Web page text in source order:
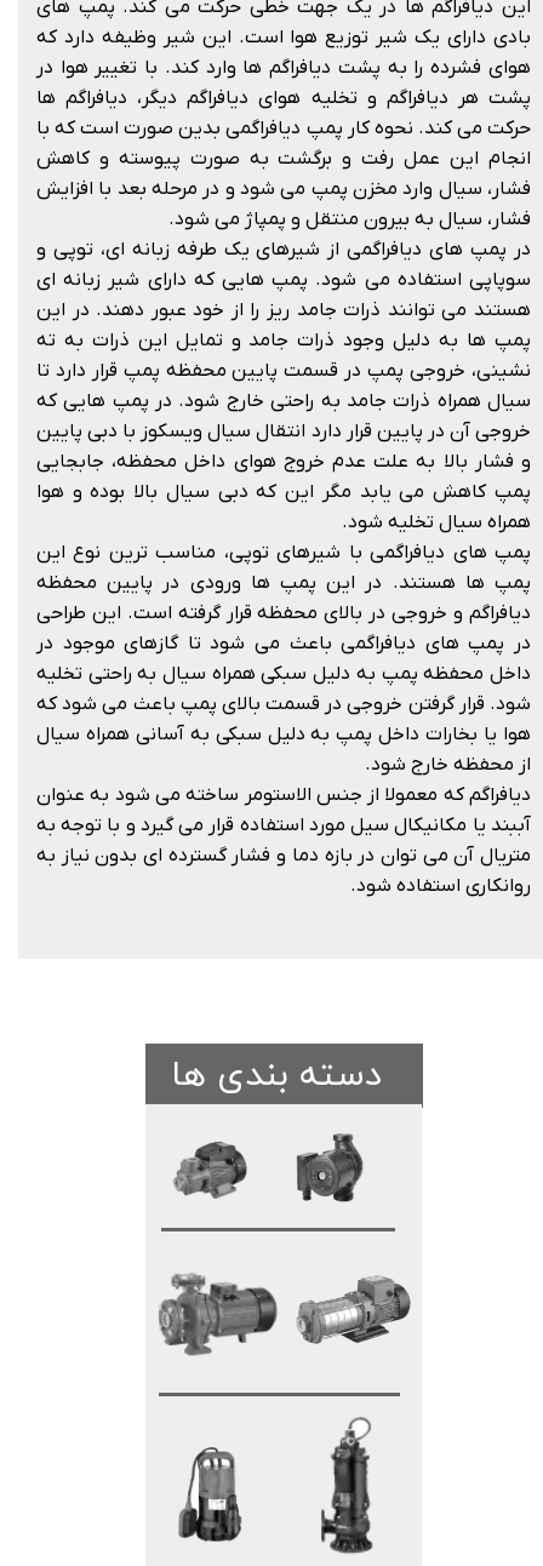
دسته بندی ها
این دیافراگم ها در یک جهت خطی حرکت می کند. پمپ های
بادی دارای یک شیر توزیع هوا است. این شیر وظیفه دارد که
هوای فشرده را به پشت دیافراگم ها وارد کند. با تغییر هوا در
پشت هر دیافراگم و تخلیه هوای دیافراگم دیگر، دیافراگم ها
حرکت می کند. نحوه کار پمپ دیافراگمی بدین صورت است که با
انجام این عمل رفت و برگشت به صورت پیوسته و کاهش
فشار، سیال وارد مخزن پمپ می شود و در مرحله بعد با افزایش
فشار، سیال به بیرون منتقل و پمپاژ می شود.
در پمپ های دیافراگمی از شیرهای یک طرفه زبانه ای، توپی و
سوپاپی استفاده می شود. پمپ هایی که دارای شیر زبانه ای
هستند می توانند ذرات جامد ریز را از خود عبور دهند. در این
پمپ ها به دلیل وجود ذرات جامد و تمایل این ذرات به ته
نشینی، خروجی پمپ در قسمت پایین محفظه پمپ قرار دارد تا
سیال همراه ذرات جامد به راحتی خارج شود. در پمپ هایی که
خروجی آن در پایین قرار دارد انتقال سیال ویسکوز با دبی پایین
و فشار بالا به علت عدم خروج هوای داخل محفظه، جابجایی
پمپ کاهش می یابد مگر این که دبی سیال بالا بوده و هوا
همراه سیال تخلیه شود.
پمپ های دیافراگمی با شیرهای توپی، مناسب ترین نوع این
پمپ ها هستند. در این پمپ ها ورودی در پایین محفظه
دیافراگم و خروجی در بالای محفظه قرار گرفته است. این طراحی
در پمپ های دیافراگمی باعث می شود تا گازهای موجود در
داخل محفظه پمپ به دلیل سبکی همراه سیال به راحتی تخلیه
شود. قرار گرفتن خروجی در قسمت بالای پمپ باعث می شود که
هوا یا بخارات داخل پمپ به دلیل سبکی به آسانی همراه سیال
از محفظه خارج شود.
دیافراگم که معمولا از جنس الاستومر ساخته می شود به عنوان
آببند یا مکانیکال سیل مورد استفاده قرار می گیرد و با توجه به
متریال آن می توان در بازه دما و فشار گسترده ای بدون نیاز به
روانکاری استفاده شود.